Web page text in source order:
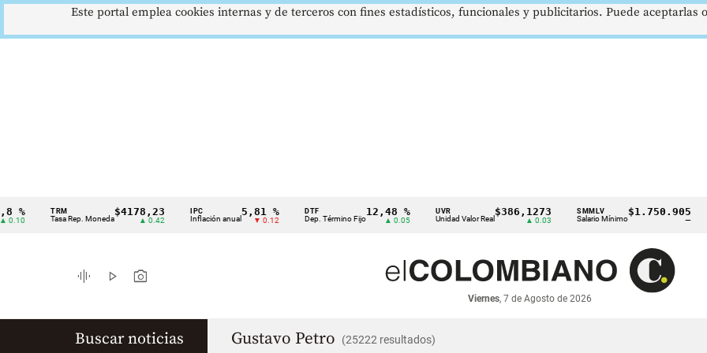
Cintillo
indicadores
económicos
Tasa Rep. Moneda
$4178,23
▲ 0.42 Inflación anual
5,81 %
▼ 0.12 Dep. Término Fijo
12,48 %
▲ 0.05 Unidad Valor Real
$386,1273
▲ 0.03
SMMLV
Salario Mínimo
$1.750.905
graphic_eq play_arrow photo_camera
Viernes, 7 de Agosto de 2026
Buscar noticias Gustavo Petro (25222 resultados)
Este portal emplea cookies internas y de terceros con fines estadísticos, funcionales y publicitarios. Puede aceptarlas